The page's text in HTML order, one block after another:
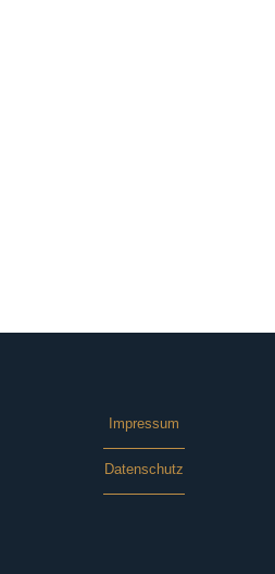
Impressum
Datenschutz